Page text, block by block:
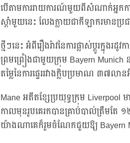
បើតាមការរាយការណ៍មួយពីសំណាក់អ្នក
ស្តាំមួយនេះ លែងក្លាយជាកីឡាករមាន
ថ្មីៗនេះ អំពីរឿងរ៉ាវនៃការផ្លាស់ប្តូរក្នុង
ព្រមព្រៀងជាមួយក្រុម Bayern
តម្លៃនៃការផ្ទេររវាងក្លិបប្រមាណ ៣៧លា
Mane អតីតខ្សែប្រយុទ្ធក្រុម
កាលមុនរូបគេរកបានគ្រាប់បាល់ត្រឹមត
យ៉ាងណាគេក៏រួមចំណែកជួយឱ្យ Bayern